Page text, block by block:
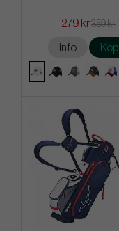
279 kr359 kr
Info Köp